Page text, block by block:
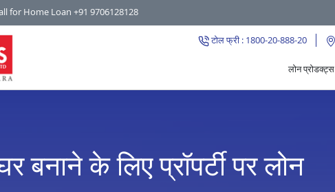
for Home Loan +91 9706128128
टोल फ्री : 1800-20-888-20
लोन प्रोडक्ट्स
बनाने के लिए प्रॉपर्टी पर लोन